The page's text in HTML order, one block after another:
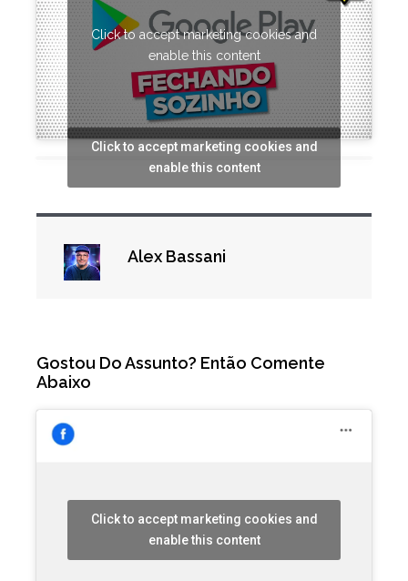
Click to accept marketing cookies and
enable this content
Click to accept marketing cookies and
enable this content
Alex Bassani
Gostou Do Assunto? Então Comente
Abaixo
Click to accept marketing cookies and
enable this content